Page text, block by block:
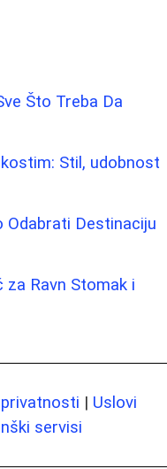
Što Treba Da
Stil, udobnost
Odabrati Destinaciju
za Ravn Stomak i
| Uslovi
servisi